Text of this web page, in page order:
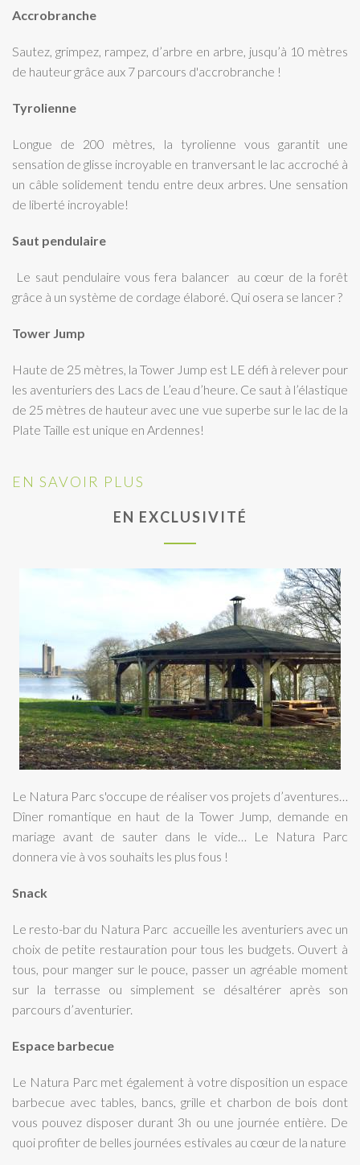
Accrobranche
Sautez, grimpez, rampez, d’arbre en arbre, jusqu’à 10 mètres
de hauteur grâce aux 7 parcours d'accrobranche !
Tyrolienne
Longue de 200 mètres, la tyrolienne vous garantit une
sensation de glisse incroyable en tranversant le lac accroché à
un câble solidement tendu entre deux arbres. Une sensation
de liberté incroyable!
Saut pendulaire
Le saut pendulaire vous fera balancer au cœur de la forêt
grâce à un système de cordage élaboré. Qui osera se lancer ?
Tower Jump
Haute de 25 mètres, la Tower Jump est LE défi à relever pour
les aventuriers des Lacs de L’eau d’heure. Ce saut à l’élastique
de 25 mètres de hauteur avec une vue superbe sur le lac de la
Plate Taille est unique en Ardennes!
EN SAVOIR PLUS
EN EXCLUSIVITÉ
Le Natura Parc s'occupe de réaliser vos projets d’aventures…
Dîner romantique en haut de la Tower Jump, demande en
mariage avant de sauter dans le vide… Le Natura Parc
donnera vie à vos souhaits les plus fous !
Snack
Le resto-bar du Natura Parc accueille les aventuriers avec un
choix de petite restauration pour tous les budgets. Ouvert à
tous, pour manger sur le pouce, passer un agréable moment
sur la terrasse ou simplement se désaltérer après son
parcours d’aventurier.
Espace barbecue
Le Natura Parc met également à votre disposition un espace
barbecue avec tables, bancs, grille et charbon de bois dont
vous pouvez disposer durant 3h ou une journée entière. De
quoi profiter de belles journées estivales au cœur de la nature